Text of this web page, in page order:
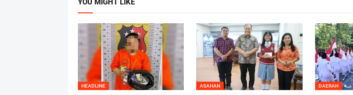
YOU MIGHT LIKE
HEADLINE ASAHAN DAERAH